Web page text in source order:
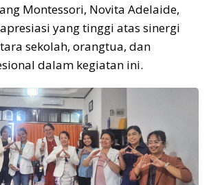
Montessori, Novita Adelaide,
yang tinggi atas sinergi
sekolah, orangtua, dan
dalam kegiatan ini.